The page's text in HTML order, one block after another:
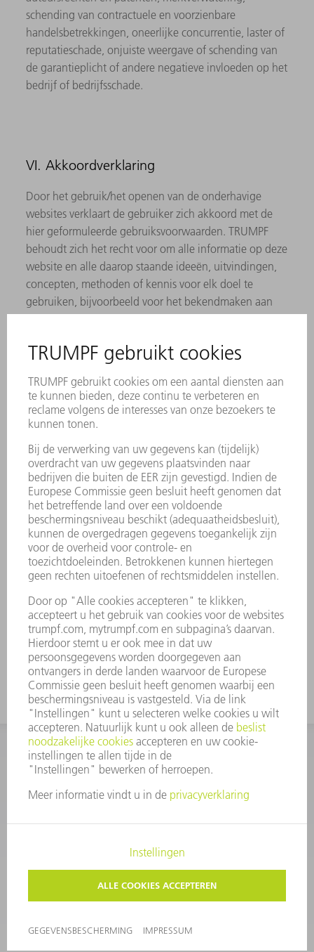
schending van contractuele en voorzienbare
handelsbetrekkingen, oneerlijke concurrentie, laster of
reputatieschade, onjuiste weergave of schending van
de garantieplicht of andere negatieve invloeden op het
bedrijf of bedrijfsschade.
VI. Akkoordverklaring
Door het gebruik/het openen van de onderhavige
websites verklaart de gebruiker zich akkoord met de
hier geformuleerde gebruiksvoorwaarden. TRUMPF
behoudt zich het recht voor om alle informatie op deze
website en alle daarop staande ideeën, uitvindingen,
concepten, methoden of kennis voor elk doel te
gebruiken, bijvoorbeeld voor het bekendmaken aan
zover wettelijk toegestaan.
TRUMPF behoudt zich het uitdrukkelijke recht voor om
delen van de website of het gehele aanbod zonder
voorafgaande aankondiging te wijzigen, uit te
breiden, te verwijderen of de publicatie ervan tijdelijk
of permanent te stoppen. Op deze Algemene
Gebruiksvoorwaarden en alle verplichtingen die hieruit
voortkomen, is het Duitse recht van toepassing, met
Weens Koopverdrag (CISG) of delen daarvan.
Bevoegde rechtbank is Stuttgart. TRUMPF behoudt
zich het recht voor om eventuele geschillen voor te
leggen aan enige andere bevoegde rechtbank.
GEGEVENSBESCHERMING
COPYRIGHT EN LOGO
GEBRUIKSVOORWAARDEN
PRIVACY-INSTELLINGEN